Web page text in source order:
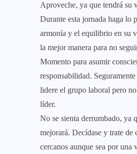
Aproveche, ya que tendrá su
Durante esta jornada haga lo
armonía y el equilibrio en su
la mejor manera para no
Momento para asumir
responsabilidad.
lidere el grupo laboral pero
líder.
No se sienta derrumbado, ya
mejorará. Decídase y trate de
cercanos aunque sea por una